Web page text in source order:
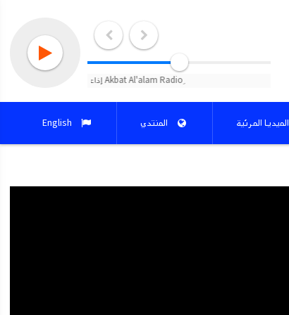
ِAkbat Al'alam Radio إذاعة اقباط العالم
الميديا المرئية المنتدي English